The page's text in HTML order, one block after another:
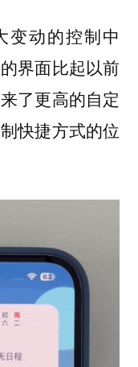
变动的控制中
界面比起以前
了更高的自定
快捷方式的位